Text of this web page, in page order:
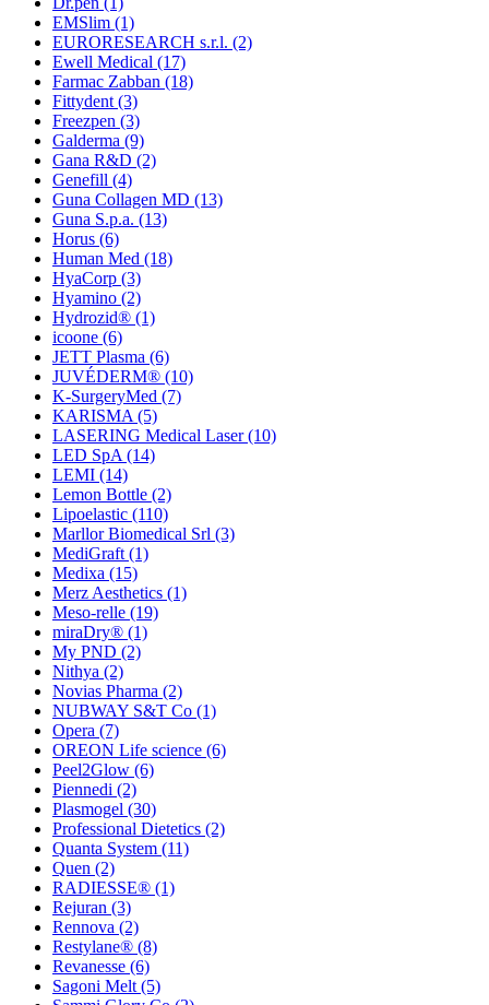
EMSlim (1)
EURORESEARCH s.r.l. (2)
Ewell Medical (17)
Farmac Zabban (18)
Fittydent (3)
Freezpen (3)
Galderma (9)
Gana R&D (2)
Genefill (4)
Guna Collagen MD (13)
Guna S.p.a. (13)
Horus (6)
Human Med (18)
HyaCorp (3)
Hyamino (2)
Hydrozid® (1)
icoone (6)
JETT Plasma (6)
JUVÉDERM® (10)
K-SurgeryMed (7)
KARISMA (5)
LASERING Medical Laser(10)
LED SpA (14)
LEMI (14)
Lemon Bottle (2)
Lipoelastic (110)
Marllor Biomedical Srl (3)
MediGraft (1)
Medixa (15)
Merz Aesthetics (1)
Meso-relle (19)
miraDry® (1)
My PND (2)
Nithya (2)
Novias Pharma (2)
NUBWAY S&T Co (1)
Opera (7)
OREON Life science (6)
Peel2Glow (6)
Piennedi (2)
Plasmogel (30)
Professional Dietetics (2)
Quanta System (11)
Quen (2)
RADIESSE® (1)
Rejuran (3)
Rennova (2)
Restylane® (8)
Revanesse (6)
Sagoni Melt (5)